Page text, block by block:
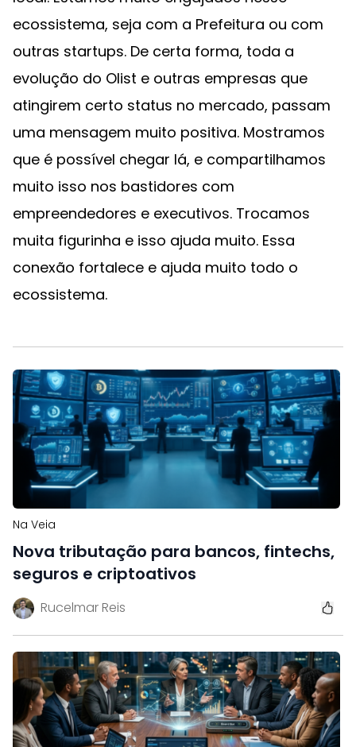
ecossistema, seja com a Prefeitura ou com
outras startups. De certa forma, toda a
evolução do Olist e outras empresas que
atingirem certo status no mercado, passam
uma mensagem muito positiva. Mostramos
que é possível chegar lá, e compartilhamos
muito isso nos bastidores com
empreendedores e executivos. Trocamos
muita figurinha e isso ajuda muito. Essa
conexão fortalece e ajuda muito todo o
ecossistema.
Na Veia
Nova tributação para bancos, fintechs,
seguros e criptoativos
Rucelmar Reis